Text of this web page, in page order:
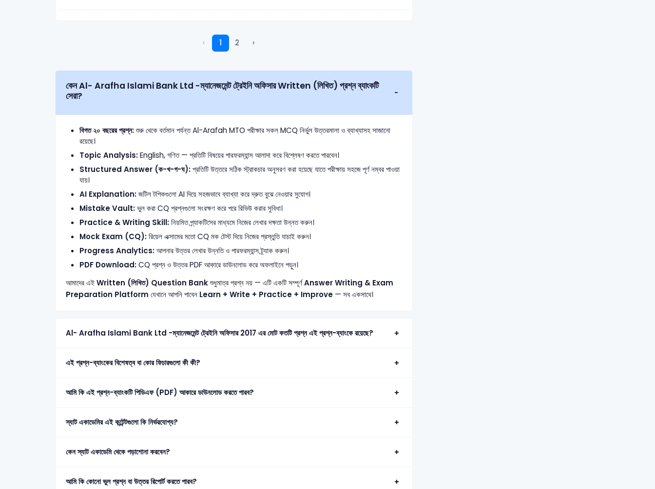
‹ 1 2 ›
কেন Al- Arafha Islami Bank Ltd -ম্যানেজমেন্ট ট্রেইনি অফিসার Written (লিখিত) প্রশ্ন ব্যাংকটি
সেরা?
বিগত ২০ বছরের প্রশ্ন:শুরু থেকে বর্তমান পর্যন্ত Al-Arafah MTO পরীক্ষার সকল MCQ নির্ভুল উত্তরমালা ও ব্যাখ্যাসহ সাজানো
রয়েছে।
Topic Analysis:English, গণিত — প্রতিটি বিষয়ের পারফরম্যান্স আলাদা করে বিশ্লেষণ করতে পারবেন।
Structured Answer (ক-খ-গ-ঘ):প্রতিটি উত্তরে সঠিক স্ট্রাকচার অনুসরণ করা হয়েছে যাতে পরীক্ষায় সহজে পূর্ণ নম্বর পাওয়া
যায়।
AI Explanation:জটিল টপিকগুলো AI দিয়ে সহজভাবে ব্যাখ্যা করে দ্রুত বুঝে নেওয়ার সুযোগ।
Mistake Vault:ভুল করা CQ প্রশ্নগুলো সংরক্ষণ করে পরে রিভিউ করার সুবিধা।
Practice & Writing Skill:নিয়মিত প্র্যাকটিসের মাধ্যমে নিজের লেখার দক্ষতা উন্নত করুন।
Mock Exam (CQ):রিয়েল এক্সামের মতো CQ মক টেস্ট দিয়ে নিজের প্রস্তুতি যাচাই করুন।
Progress Analytics:আপনার উত্তর লেখার উন্নতি ও পারফরম্যান্স ট্র্যাক করুন।
PDF Download:CQ প্রশ্ন ও উত্তর PDF আকারে ডাউনলোড করে অফলাইনে পড়ুন।
আমাদের এইWritten (লিখিত) Question Bankশুধুমাত্র প্রশ্ন নয় — এটি একটি সম্পূর্ণAnswer Writing & Exam
Preparation Platform যেখানে আপনি পাবেন Learn + Write + Practice + Improve— সব একসাথে।
Al- Arafha Islami Bank Ltd -ম্যানেজমেন্ট ট্রেইনি অফিসার 2017 এর মোট কতটি প্রশ্ন এই প্রশ্ন-ব্যাংকে রয়েছে?
এই প্রশ্ন-ব্যাংকের বিশেষত্ব বা কোর ফিচারগুলো কী কী?
আমি কি এই প্রশ্ন-ব্যাংকটি পিডিএফ (PDF) আকারে ডাউনলোড করতে পারব?
স্যাট একাডেমির এই কন্টেন্টগুলো কি নির্ভরযোগ্য?
কেন স্যাট একাডেমি থেকে পড়াশোনা করবেন?
আমি কি কোনো ভুল প্রশ্ন বা উত্তর রিপোর্ট করতে পারব?